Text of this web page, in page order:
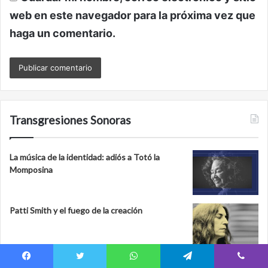
web en este navegador para la próxima vez que
haga un comentario.
Transgresiones Sonoras
La música de la identidad: adiós a Totó la
Momposina
Patti Smith y el fuego de la creación
Cuatro décadas (y un piquito) de El Personal